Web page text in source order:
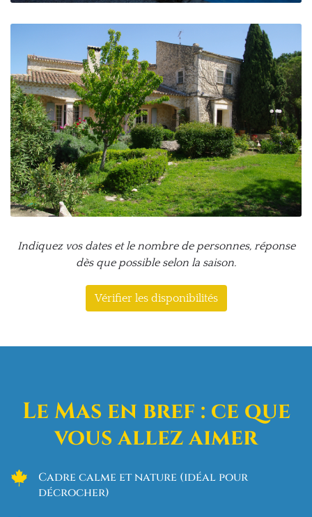
Indiquez vos dates et le nombre de personnes, réponse
dès que possible selon la saison.
Vérifier les disponibilités
Le Mas en bref : ce que
vous allez aimer
Cadre calme et nature (idéal pour
décrocher)